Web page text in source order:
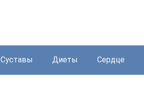
Суставы Диеты Сердце